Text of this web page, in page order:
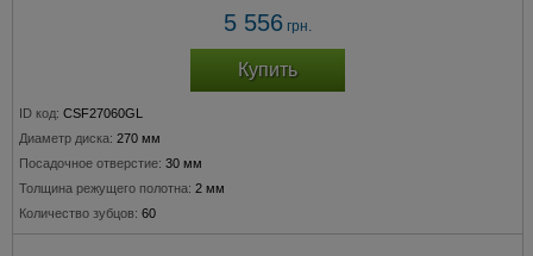
5 556 грн.
Купить
ID код: CSF27060GL
Диаметр диска: 270 мм
Посадочное отверстие: 30 мм
Толщина режущего полотна: 2 мм
Количество зубцов: 60